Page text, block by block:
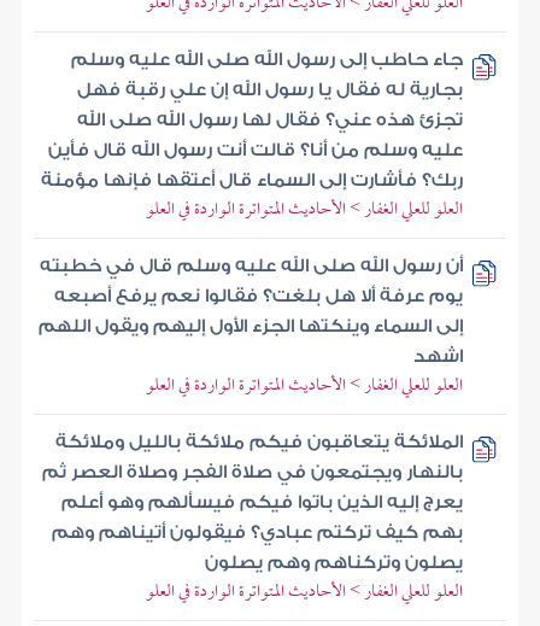
جاء حاطب إلى رسول الله صلى الله عليه وسلم
بجارية له فقال يا رسول الله إن علي رقبة فهل
تجزئ هذه عني؟ فقال لها رسول الله صلى الله
عليه وسلم من أنا؟ قالت أنت رسول الله قال فأين
ربك؟ فأشارت إلى السماء قال أعتقها فإنها مؤمنة
العلو للعلي الغفار > الأحاديث المتواترة الواردة في العلو
أن رسول الله صلى الله عليه وسلم قال في خطبته
يوم عرفة ألا هل بلغت؟ فقالوا نعم يرفع أصبعه
إلى السماء وينكتها الجزء الأول إليهم ويقول اللهم
اشهد
العلو للعلي الغفار > الأحاديث المتواترة الواردة في العلو
الملائكة يتعاقبون فيكم ملائكة بالليل وملائكة
بالنهار ويجتمعون في صلاة الفجر وصلاة العصر ثم
يعرج إليه الذين باتوا فيكم فيسألهم وهو أعلم
بهم كيف تركتم عبادي؟ فيقولون أتيناهم وهم
يصلون وتركناهم وهم يصلون
العلو للعلي الغفار > الأحاديث المتواترة الواردة في العلو